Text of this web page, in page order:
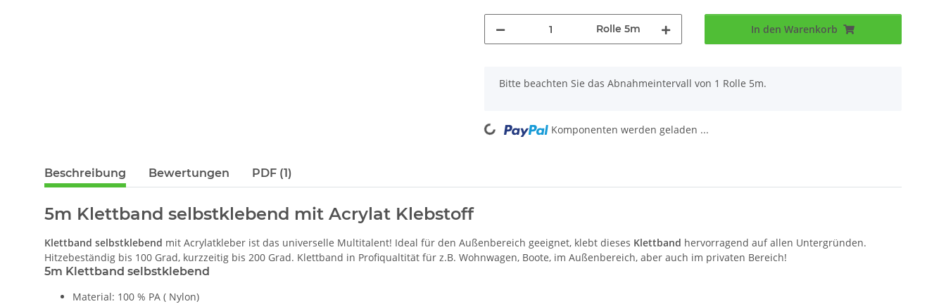
Rolle 5m In den Warenkorb
x
Bitte beachten Sie das Abnahmeintervall von 1 Rolle 5m.
Loading... Komponenten werden geladen ...
Beschreibung Bewertungen PDF (1)
5m Klettband selbstklebend mit Acrylat Klebstoff
Klettband selbstklebend mit Acrylatkleber ist das universelle Multitalent! Ideal für den Außenbereich geeignet, klebt dieses Klettband hervorragend auf allen Untergründen.
Hitzebeständig bis 100 Grad, kurzzeitig bis 200 Grad. Klettband in Profiqualtität für z.B. Wohnwagen, Boote, im Außenbereich, aber auch im privaten Bereich!
5m Klettband selbstklebend
Material: 100 % PA ( Nylon)